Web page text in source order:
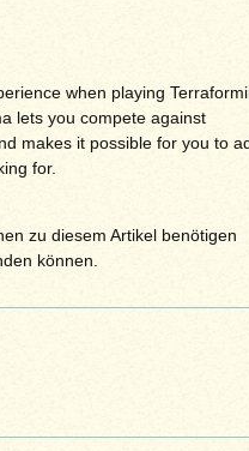
when playing
lets you compete against
makes it possible for you to
for.
zu diesem Artikel benötigen
können.